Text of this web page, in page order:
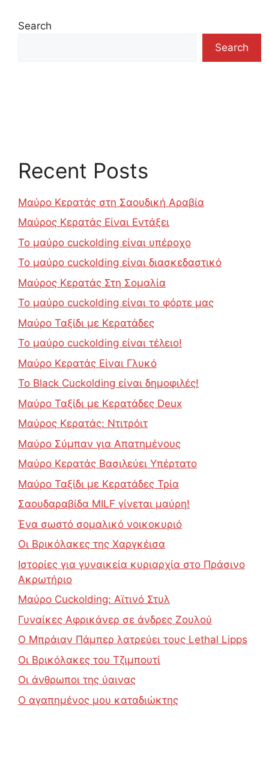
Search
Search
Recent Posts
Μαύρο Κερατάς στη Σαουδική Αραβία
Μαύρος Κερατάς Είναι Εντάξει
Το μαύρο cuckolding είναι υπέροχο
Το μαύρο cuckolding είναι διασκεδαστικό
Μαύρος Κερατάς Στη Σομαλία
Το μαύρο cuckolding είναι το φόρτε μας
Μαύρο Ταξίδι με Κερατάδες
Το μαύρο cuckolding είναι τέλειο!
Μαύρο Κερατάς Είναι Γλυκό
Το Black Cuckolding είναι δημοφιλές!
Μαύρο Ταξίδι με Κερατάδες Deux
Μαύρος Κερατάς: Ντιτρόιτ
Μαύρο Σύμπαν για Απατημένους
Μαύρο Κερατάς Βασιλεύει Υπέρτατο
Μαύρο Ταξίδι με Κερατάδες Τρία
Σαουδαραβίδα MILF γίνεται μαύρη!
Ένα σωστό σομαλικό νοικοκυριό
Οι Βρικόλακες της Χαργκέισα
Ιστορίες για γυναικεία κυριαρχία στο Πράσινο
Ακρωτήριο
Μαύρο Cuckolding: Αϊτινό Στυλ
Γυναίκες Αφρικάνερ σε άνδρες Ζουλού
Ο Μπράιαν Πάμπερ λατρεύει τους Lethal Lipps
Οι Βρικόλακες του Τζιμπουτί
Οι άνθρωποι της ύαινας
Ο αγαπημένος μου καταδιώκτης